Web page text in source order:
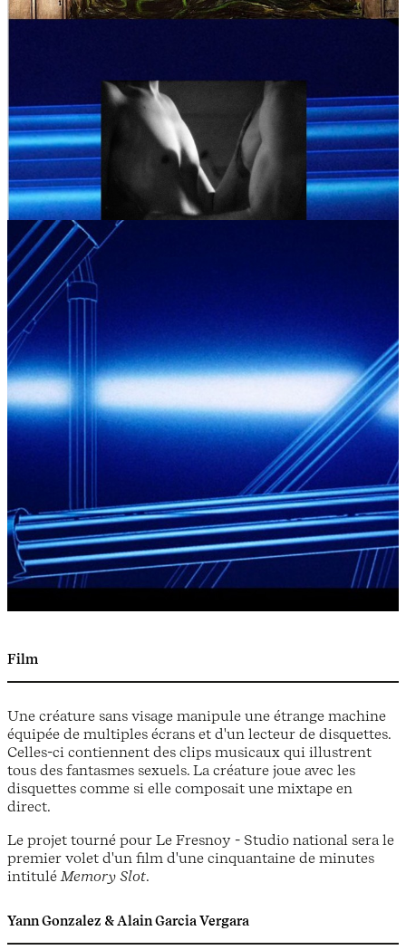
Film
Une créature sans visage manipule une étrange machine
équipée de multiples écrans et d'un lecteur de disquettes.
Celles-ci contiennent des clips musicaux qui illustrent
tous des fantasmes sexuels. La créature joue avec les
disquettes comme si elle composait une mixtape en
direct.
Le projet tourné pour Le Fresnoy - Studio national sera le
premier volet d'un film d'une cinquantaine de minutes
intitulé Memory Slot.
Yann Gonzalez & Alain Garcia Vergara